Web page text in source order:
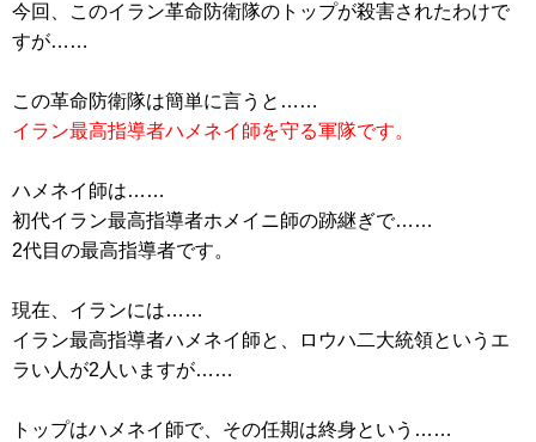
今回、このイラン革命防衛隊のトップが殺害されたわけで
すが……
この革命防衛隊は簡単に言うと……
イラン最高指導者ハメネイ師を守る軍隊です。
ハメネイ師は……
初代イラン最高指導者ホメイニ師の跡継ぎで……
2代目の最高指導者です。
現在、イランには……
イラン最高指導者ハメネイ師と、ロウハ二大統領というエ
ラい人が2人いますが……
トップはハメネイ師で、その任期は終身という……